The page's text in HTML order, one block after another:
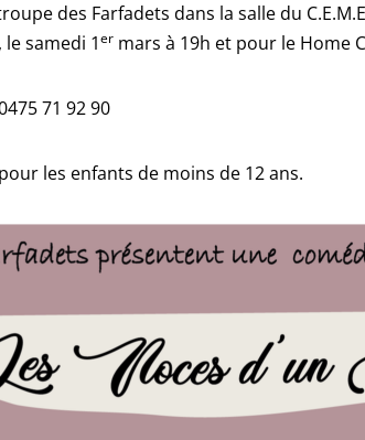
des Farfadets dans la salle du
le samedi 1er mars à 19h et pour le Home
71 92 90
pour les enfants de moins de 12 ans.